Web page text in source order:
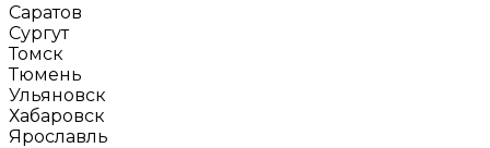
Саратов
Сургут
Томск
Тюмень
Ульяновск
Хабаровск
Ярославль